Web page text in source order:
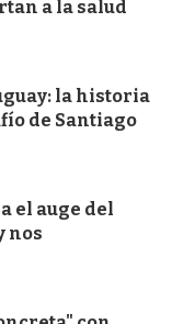
a la salud
la historia
de Santiago
el auge del
nos